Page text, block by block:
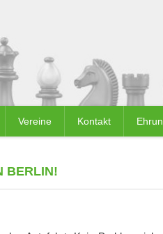
Vereine Kontakt
BERLIN!